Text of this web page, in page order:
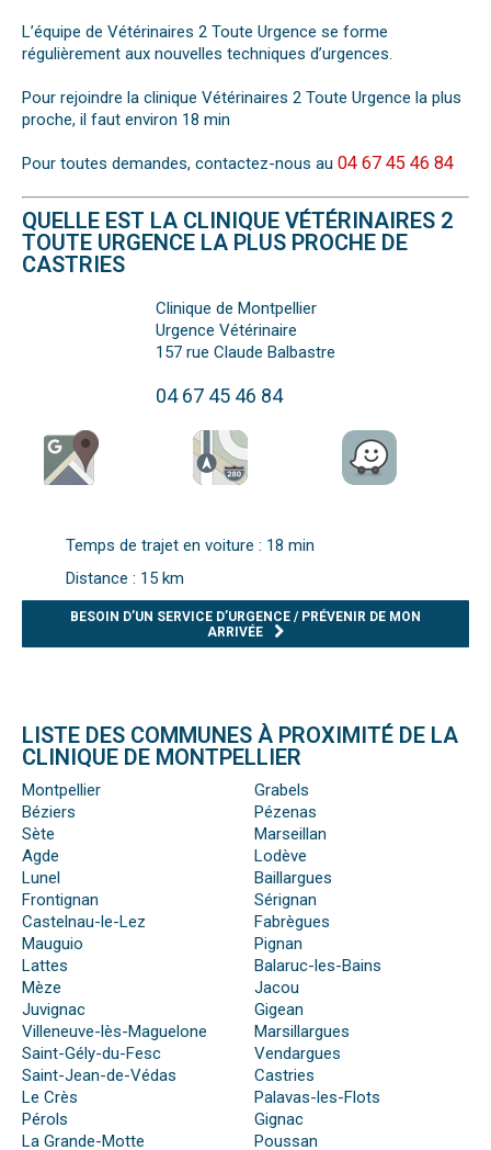
L’équipe de Vétérinaires 2 Toute Urgence se forme
régulièrement aux nouvelles techniques d’urgences.
Pour rejoindre la clinique Vétérinaires 2 Toute Urgence la plus
proche, il faut environ 18 min
Pour toutes demandes, contactez-nous au 04 67 45 46 84
QUELLE EST LA CLINIQUE VÉTÉRINAIRES 2
TOUTE URGENCE LA PLUS PROCHE DE
CASTRIES
Clinique de Montpellier
Urgence Vétérinaire
157 rue Claude Balbastre
04 67 45 46 84
Temps de trajet en voiture : 18 min
Distance : 15 km
BESOIN D’UN SERVICE D’URGENCE / PRÉVENIR DE MON
ARRIVÉE
LISTE DES COMMUNES À PROXIMITÉ DE LA
CLINIQUE DE MONTPELLIER
Montpellier
Béziers
Sète
Agde
Lunel
Frontignan
Castelnau-le-Lez
Mauguio
Lattes
Mèze
Juvignac
Villeneuve-lès-Maguelone
Saint-Gély-du-Fesc
Saint-Jean-de-Védas
Le Crès
Pérols
La Grande-Motte
Grabels
Pézenas
Marseillan
Lodève
Baillargues
Sérignan
Fabrègues
Pignan
Balaruc-les-Bains
Jacou
Gigean
Marsillargues
Vendargues
Castries
Palavas-les-Flots
Gignac
Poussan